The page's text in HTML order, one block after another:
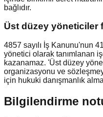
bağlıdır.
Üst düzey yöneticiler
4857 sayılı İş Kanunu'nun
yönetici olarak tanımlanan
kazanamaz. 'Üst düzey
organizasyonu ve
için hukuki danışmanlık
Bilgilendirme